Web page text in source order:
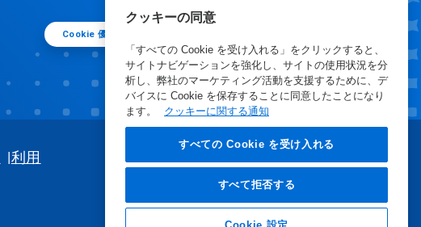
クッキーの同意
「すべての Cookie を受け入れる」をクリックすると、
サイトナビゲーションを強化し、サイトの使用状況を分
析し、弊社のマーケティング活動を支援するために、デ
バイスに Cookie を保存することに同意したことになり
ます。
クッキーに関する通知
すべての Cookie を受け入れる
すべて拒否する
Cookie 優先設定
|利用